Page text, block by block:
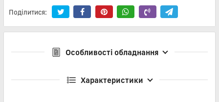
Поділитися:
Особливості обладнання
Характеристики